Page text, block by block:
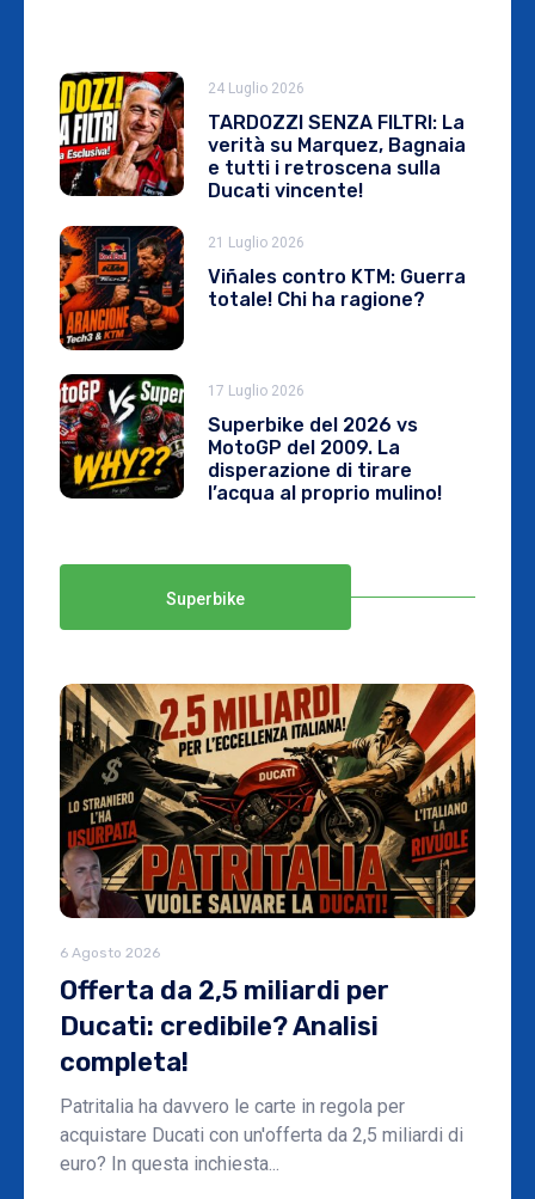
24 Luglio 2026
TARDOZZI SENZA FILTRI: La
verità su Marquez, Bagnaia
e tutti i retroscena sulla
Ducati vincente!
21 Luglio 2026
Viñales contro KTM: Guerra
totale! Chi ha ragione?
17 Luglio 2026
Superbike del 2026 vs
MotoGP del 2009. La
disperazione di tirare
l’acqua al proprio mulino!
Superbike
6 Agosto 2026
Offerta da 2,5 miliardi per
Ducati: credibile? Analisi
completa!
Patritalia ha davvero le carte in regola per
acquistare Ducati con un'offerta da 2,5 miliardi di
euro? In questa inchiesta...